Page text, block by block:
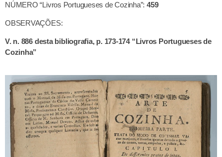
NÚMERO “Livros Portugueses de Cozinha”: 459
OBSERVAÇÕES:
V. n. 886 desta bibliografia, p. 173-174 “Livros Portugueses de
Cozinha”